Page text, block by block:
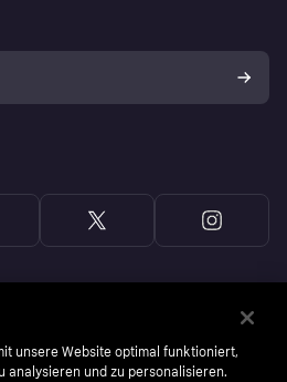
Dein Widerrufsrecht
unsere Website optimal funktioniert,
analysieren und zu personalisieren.